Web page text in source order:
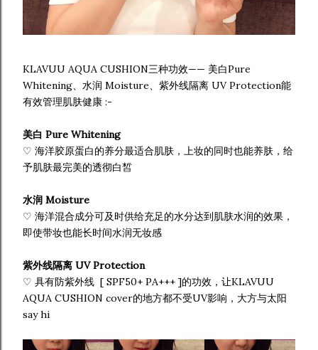
KLAVUU AQUA CUSHION三种功效—— 美白Pure
Whitening、水润 Moisture、紫外线隔离 UV Protection能
有效管理肌肤健康 :-
美白 Pure Whitening
♡ 海洋胶原蛋白的养分最适合肌肤，上妆的同时也能养肤，给
予肌肤最完美的透彻白皙
水润 Moisture
♡ 海洋混合成分可及时供给充足的水分达到肌肤水润的效果，
即使带妆也能长时间水润无妆感
紫外线隔离 UV Protection
♡ 具有防紫外线 [ SPF50+ PA+++ ]的功效，让KLAVUU
AQUA CUSHION cover的地方都不受UV影响，大方与太阳
say hi